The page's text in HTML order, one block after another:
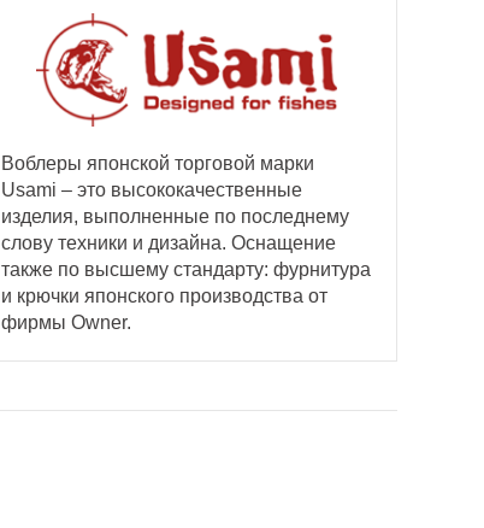
Воблеры японской торговой марки
Usami – это высококачественные
изделия, выполненные по последнему
слову техники и дизайна. Оснащение
также по высшему стандарту: фурнитура
и крючки японского производства от
фирмы Owner.